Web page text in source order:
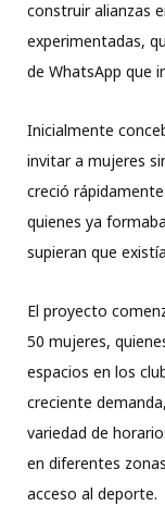
construir alianzas
experimentadas,
de WhatsApp que
Inicialmente
invitar a mujeres
creció
quienes ya
supieran que
El proyecto
50 mujeres,
espacios en los
creciente
variedad de
en diferentes
acceso al deporte.